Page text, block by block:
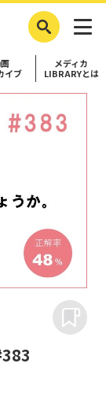
イブ
メディカ
LIBRARYとは